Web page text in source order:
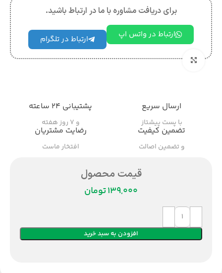
برای دریافت مشاوره با ما در ارتباط باشید.
ارتباط در واتس اپ ارتباط در تلگرام
بزرگنمایی تصویر
ارسال سریع
با پست پیشتاز
پشتیبانی ۲۴ ساعته
و ۷ روز هفته
تضمین کیفیت
و تضمین اصالت
رضایت مشتریان
افتخار ماست
قیمت محصول
تومان
افزودن به سبد خرید